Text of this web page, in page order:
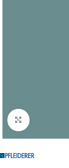
Μεγέθυνση